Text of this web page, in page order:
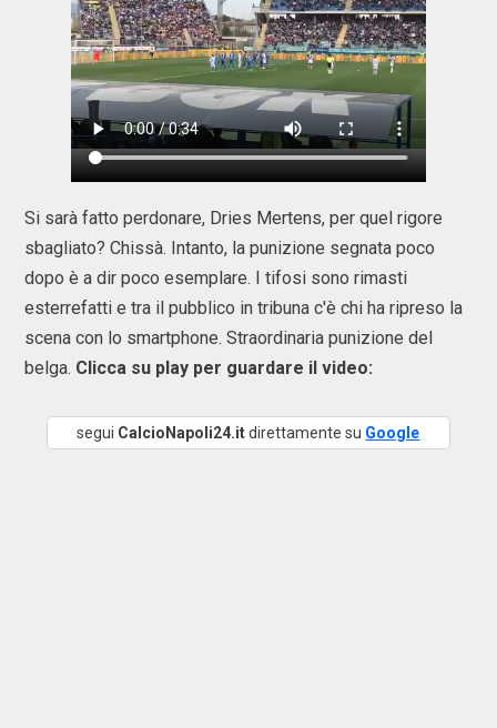
Si sarà fatto perdonare, Dries Mertens, per quel rigore
sbagliato? Chissà. Intanto, la punizione segnata poco
dopo è a dir poco esemplare. I tifosi sono rimasti
esterrefatti e tra il pubblico in tribuna c'è chi ha ripreso la
scena con lo smartphone. Straordinaria punizione del
belga. Clicca su play per guardare il video:
segui CalcioNapoli24.itdirettamente su Google